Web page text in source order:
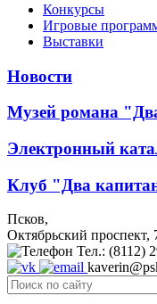
Конкурсы
Игровые
Выставки
Новости
Музей романа
Электронный
Клуб "Два
Псков,
Октябрьский проспект,
Тел.: (8112)